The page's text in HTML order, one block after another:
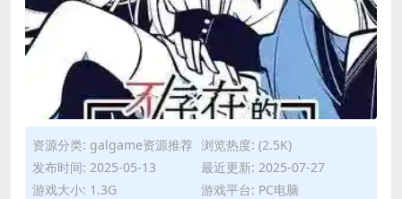
资源分类: galgame资源推荐 浏览热度: (2.5K)
发布时间: 2025-05-13
最近更新: 2025-07-27
游戏大小: 1.3G
游戏平台: PC电脑